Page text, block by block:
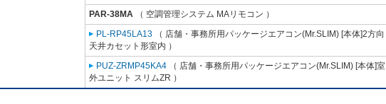
PAR-38MA （ 空調管理システム MAリモコン ）
PL-RP45LA13 （ 店舗・事務所用パッケージエアコン(Mr.SLIM) [本体]2方向
天井カセット形室内 ）
PUZ-ZRMP45KA4 （ 店舗・事務所用パッケージエアコン(Mr.SLIM) [本体]室
外ユニット スリムZR ）